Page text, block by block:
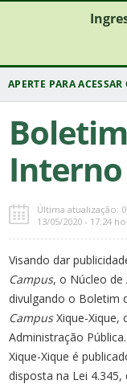
Interno
Última atualização:
13/05/2020 - 17:24
Visando dar
Campus, o Núcleo de
divulgando o Boletim
CampusXique-Xique,
Administração
Xique-Xique é
disposta na Lei